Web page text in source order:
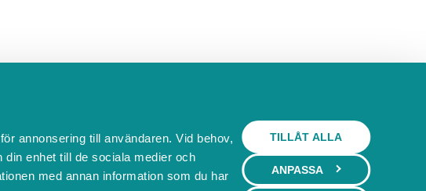
annonsering till användaren. Vid behov,
enhet till de sociala medier och
med annan information som du har
TILLÅT ALLA
ANPASSA